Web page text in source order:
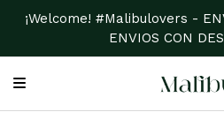
¡Welcome! #Malibulovers -
ENVIOS CON